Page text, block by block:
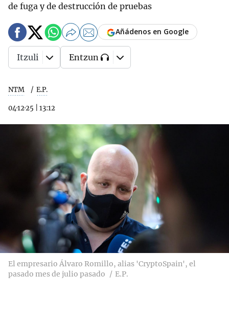
de fuga y de destrucción de pruebas
NTM E.P.
04·12·25 13:12
Añádenos en Google
Itzuli Entzun
El empresario Álvaro Romillo, alias 'CryptoSpain', el
pasado mes de julio pasado
E.P.